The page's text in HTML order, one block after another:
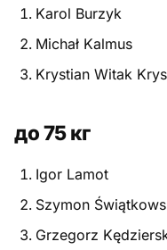
Растяжка и ОФП
Терминология
Травмы
Тренировочный
Турниры
Karol Burzyk
Michał Kalmus
Krystian Witak
до 75 кг
Igor Lamot
Szymon
Grzegorz